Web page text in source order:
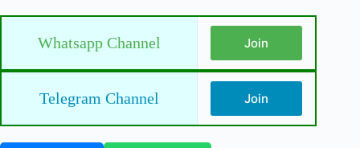
Whatsapp Channel Join
Telegram Channel Join